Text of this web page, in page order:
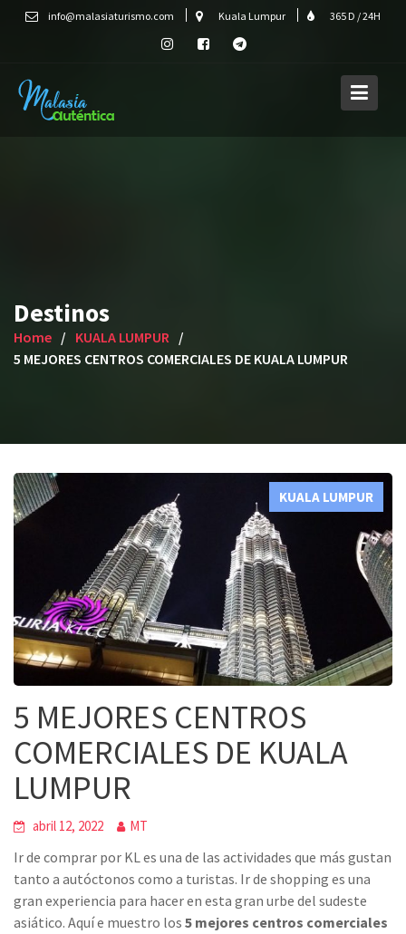
info@malasiaturismo.com Kuala Lumpur 365 D / 24H
Destinos
Home
KUALA LUMPUR
5 MEJORES CENTROS COMERCIALES DE KUALA LUMPUR
KUALA LUMPUR
5 MEJORES CENTROS
COMERCIALES DE KUALA
LUMPUR
abril 12, 2022 MT
Ir de comprar por KL es una de las actividades que más gustan
tanto a autóctonos como a turistas. Ir de shopping es una
gran experiencia para hacer en esta gran urbe del sudeste
asiático. Aquí e muestro los 5 mejores centros comerciales